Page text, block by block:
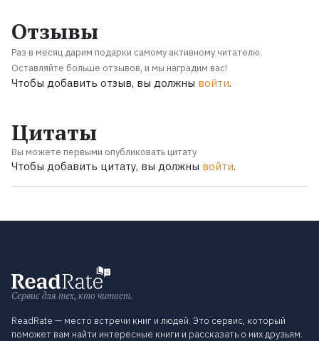
Отзывы
Раз в месяц дарим подарки самому активному читателю.
Оставляйте больше отзывов, и мы наградим вас!
Чтобы добавить отзыв, вы должны войти.
Цитаты
Вы можете первыми опубликовать цитату
Чтобы добавить цитату, вы должны войти.
Сервис для тех, кто читает.
ReadRate — место встречи книг и людей. Это сервис, который
поможет вам найти интересные книги и рассказать о них друзьям.